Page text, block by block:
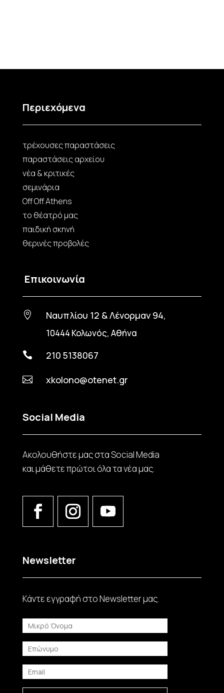
Περιεχόμενα
τρέχουσες παραστάσεις
παραστάσεις αρχείου
νέα & κριτικές
σεμινάρια
Off Off Athens
το θέατρό μας
παιδική σκηνή
θερινές προβολές
Επικοινωνία
 Ναυπλίου 12 & Λένορμαν 94,
10444 Κολωνός, Αθήνα
 210 5138067
 xkolono@otenet.gr
Social Media
Ακολουθήστε μας στα Social Media
και μάθετε πρώτοι όλα τα νέα μας.
Newsletter
Κάντε εγγραφή στο Νewsletter μας.